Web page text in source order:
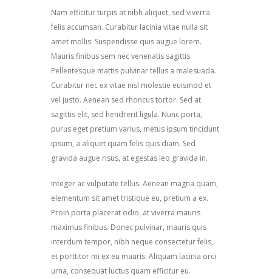
Nam efficitur turpis at nibh aliquet, sed viverra
felis accumsan. Curabitur lacinia vitae nulla sit
amet mollis. Suspendisse quis augue lorem.
Mauris finibus sem nec venenatis sagittis.
Pellentesque mattis pulvinar tellus a malesuada.
Curabitur nec ex vitae nisl molestie euismod et
vel justo. Aenean sed rhoncus tortor. Sed at
sagittis elit, sed hendrerit ligula. Nunc porta,
purus eget pretium varius, metus ipsum tincidunt
ipsum, a aliquet quam felis quis diam. Sed
gravida augue risus, at egestas leo gravida in.
Integer ac vulputate tellus. Aenean magna quam,
elementum sit amet tristique eu, pretium a ex.
Proin porta placerat odio, at viverra mauris
maximus finibus. Donec pulvinar, mauris quis
interdum tempor, nibh neque consectetur felis,
et porttitor mi ex eu mauris. Aliquam lacinia orci
urna, consequat luctus quam efficitur eu.